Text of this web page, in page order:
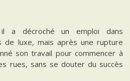
a décroché un emploi dans
de luxe, mais après une rupture
son travail pour commencer à
rues, sans se douter du succès